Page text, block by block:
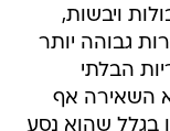
ויבשות,
גבוהה יותר
הבלתי
לא השאירה אף
בגלל שהוא נסע